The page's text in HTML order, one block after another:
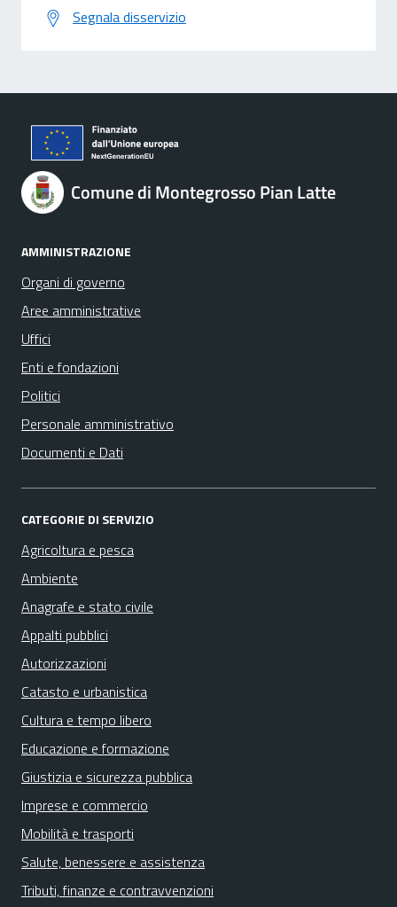
Segnala disservizio
Comune di Montegrosso Pian Latte
AMMINISTRAZIONE
Organi di governo
Aree amministrative
Uffici
Enti e fondazioni
Politici
Personale amministrativo
Documenti e Dati
CATEGORIE DI SERVIZIO
Agricoltura e pesca
Ambiente
Anagrafe e stato civile
Appalti pubblici
Autorizzazioni
Catasto e urbanistica
Cultura e tempo libero
Educazione e formazione
Giustizia e sicurezza pubblica
Imprese e commercio
Mobilità e trasporti
Salute, benessere e assistenza
Tributi, finanze e contravvenzioni